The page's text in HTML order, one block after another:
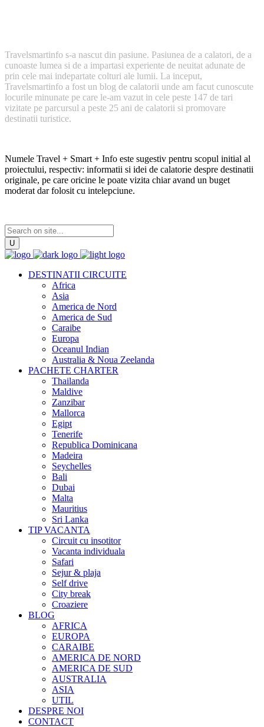
Travelsmartinfo s-a nascut din pasiune. Pasiunea de a calatori, de a
cunoaste lumea si de a impartasi experiente de neuitat adunate de
prin cele mai indepartate colturi ale lumii. La inceput,
Travelsmartinfo a fost un blog de calatorii unde am facut cunoscute
locurile minunate pe care le-am vazut in cele peste 147 de tari
vizitate pe parcursul a peste 25 ani de calatorii si promovare
destinatii turistice.
Numele Travel + Smart + Info este sugestiv pentru scopul initial al
proiectului, respectiv: informatii si idei de calatorie despre destinatii
originale, pe care oricine le poate vizita chiar avand un buget
moderat dar folosit cu intelepciune.
DESTINATII CIRCUITE
Africa
Asia
America de Nord
America de Sud
Caraibe
Europa
Oceanul Indian
Australia & Noua Zeelanda
PACHETE CHARTER
Thailanda
Maldive
Zanzibar
Mallorca
Egipt
Tenerife
Republica Dominicana
Madeira
Seychelles
Bali
Dubai
Malta
Mauritius
Sri Lanka
TIP VACANTA
Circuit cu insotitor
Vacanta individuala
Safari
Sejur & plaja
Self drive
City break
Croaziere
BLOG
AFRICA
EUROPA
CARAIBE
AMERICA DE NORD
AMERICA DE SUD
AUSTRALIA
ASIA
UTIL
DESPRE NOI
CONTACT